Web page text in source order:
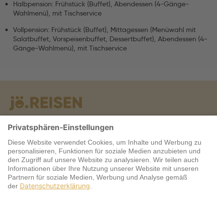
Halbpension: Frühstück (Buffet), Abendessen (4-Gänge-
Wahlmenü), mit Tischservice
Vollpension: Frühstück (Buffet), Mittagessen (Menüwahl mit
Salatbuffet, Vorspeisenbuffet, Dessertbuffet), Abendessen (4-
Gänge-Wahlmenü), mit Tischservice
Warum jö?
Service